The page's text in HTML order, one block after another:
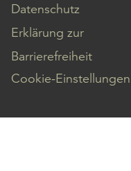
Datenschutz
Erklärung zur
Barrierefreiheit
Cookie-Einstellungen